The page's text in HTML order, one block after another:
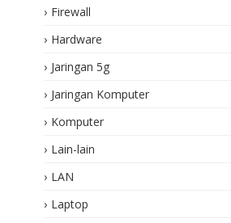
Firewall
Hardware
Jaringan 5g
Jaringan Komputer
Komputer
Lain-lain
LAN
Laptop